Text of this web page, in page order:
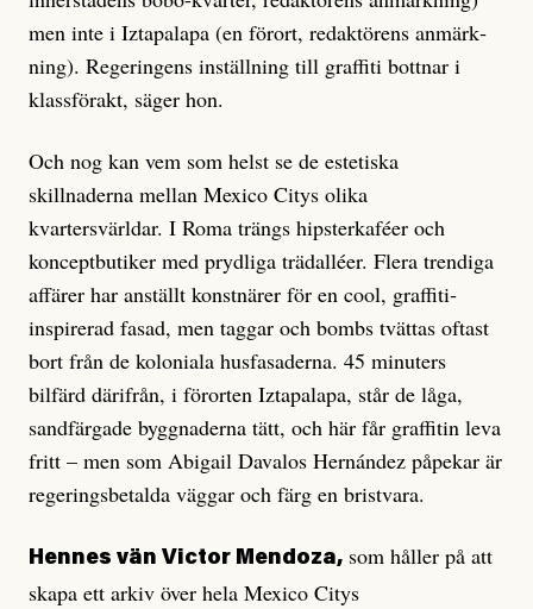
men inte i Izta­palapa (en förort, redaktörens anmärk­
ning). Regeringens inställning till graffiti bottnar i
klassförakt, säger hon.
Och nog kan vem som helst se de este­tiska
skillnaderna mellan Mexico Citys olika
kvartersvärldar. I Roma trängs hipsterkaféer och
konceptbutiker med prydliga trädalléer. Flera trendiga
affärer har anställt konstnärer för en cool, graffiti­
inspirerad fasad, men taggar och bombs tvättas oftast
bort från de koloniala husfasaderna. 45 minuters
bilfärd därifrån, i förorten Iztapalapa, står de låga,
sandfärgade byggnaderna tätt, och här får graffitin leva
fritt – men som Abigail Davalos Hernández påpekar är
regeringsbetalda väggar och färg en bristvara.
Hennes vän Victor Mendoza, som håller på att
skapa ett arkiv över hela Mexico Citys